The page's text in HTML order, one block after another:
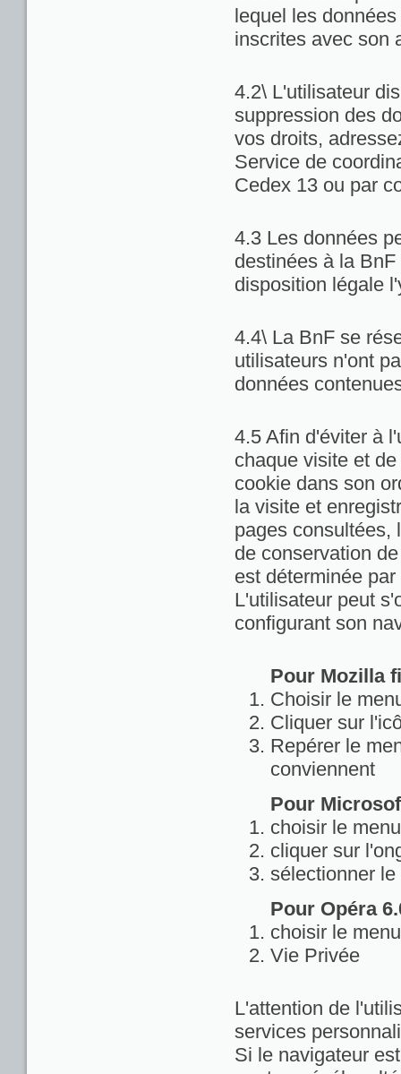
lequel les
inscrites avec son
4.2\ L'utilisateur
suppression des
vos droits,
Service de
Cedex 13 ou par
4.3 Les données
destinées à la
disposition légale
4.4\ La BnF se
utilisateurs n'ont
données
4.5 Afin d'éviter à
chaque visite et
cookie dans son
la visite et
pages consultées,
de conservation
est déterminée
L'utilisateur peut
configurant son
Pour Mozilla
Choisir le
Cliquer sur
Repérer le
conviennent
Pour
choisir le
cliquer sur
sélectionner
Pour Opéra
choisir le
Vie Privée
L'attention de
services
Si le navigateur